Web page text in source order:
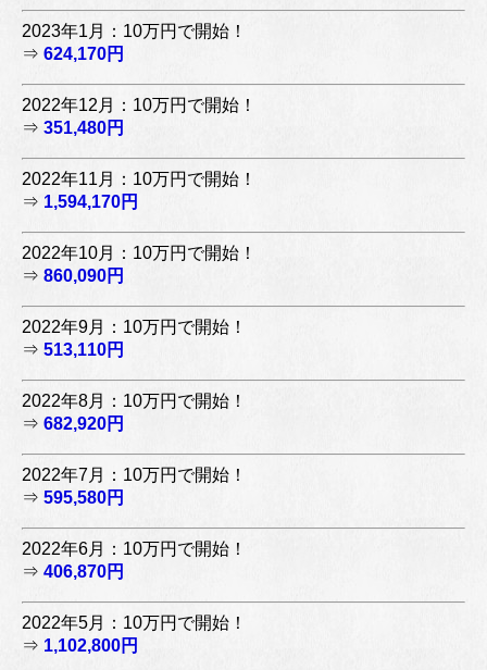
2023年1月：10万円で開始！
⇒ 624,170円
2022年12月：10万円で開始！
⇒ 351,480円
2022年11月：10万円で開始！
⇒ 1,594,170円
2022年10月：10万円で開始！
⇒ 860,090円
2022年9月：10万円で開始！
⇒ 513,110円
2022年8月：10万円で開始！
⇒ 682,920円
2022年7月：10万円で開始！
⇒ 595,580円
2022年6月：10万円で開始！
⇒ 406,870円
2022年5月：10万円で開始！
⇒ 1,102,800円